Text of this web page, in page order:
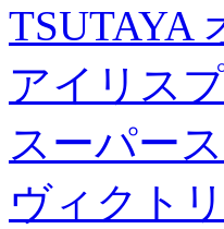
TSUTAYA
アイリス
スーパー
ヴィクト